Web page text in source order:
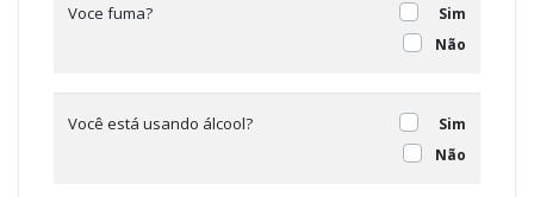
Voce fuma?
Sim
Não
Você está usando álcool?
Sim
Não